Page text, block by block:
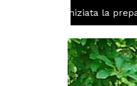
Pallavolo, iniziata la